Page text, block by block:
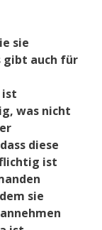
sie
gibt auch für
ist
was nicht
diese
ist
sie